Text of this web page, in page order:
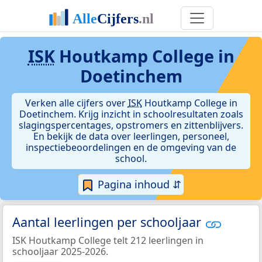
ISKHoutkamp College in
Doetinchem
Verken alle cijfers overISKHoutkamp College in
Doetinchem. Krijg inzicht in schoolresultaten zoals
slagingspercentages, opstromers en zittenblijvers.
En bekijk de data over leerlingen, personeel,
inspectiebeoordelingen en de omgeving van de
school.
Pagina inhoud ⇵
Aantal leerlingen per schooljaar
ISK Houtkamp College telt 212 leerlingen in
schooljaar 2025-2026.